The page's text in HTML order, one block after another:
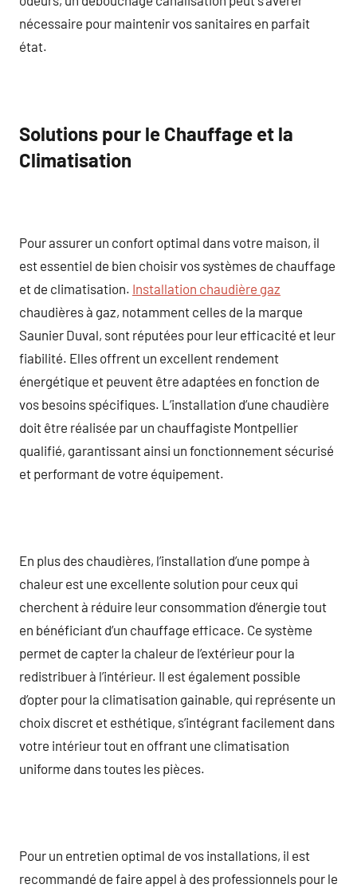
nécessaire pour maintenir vos sanitaires en parfait
état.
Solutions pour le Chauffage et la
Climatisation
Pour assurer un confort optimal dans votre maison, il
est essentiel de bien choisir vos systèmes de chauffage
et de climatisation. Installation chaudière gaz
chaudières à gaz, notamment celles de la marque
Saunier Duval, sont réputées pour leur efficacité et leur
fiabilité. Elles offrent un excellent rendement
énergétique et peuvent être adaptées en fonction de
vos besoins spécifiques. L’installation d’une chaudière
doit être réalisée par un chauffagiste Montpellier
qualifié, garantissant ainsi un fonctionnement sécurisé
et performant de votre équipement.
En plus des chaudières, l’installation d’une pompe à
chaleur est une excellente solution pour ceux qui
cherchent à réduire leur consommation d’énergie tout
en bénéficiant d’un chauffage efficace. Ce système
permet de capter la chaleur de l’extérieur pour la
redistribuer à l’intérieur. Il est également possible
d’opter pour la climatisation gainable, qui représente un
choix discret et esthétique, s’intégrant facilement dans
votre intérieur tout en offrant une climatisation
uniforme dans toutes les pièces.
Pour un entretien optimal de vos installations, il est
recommandé de faire appel à des professionnels pour le